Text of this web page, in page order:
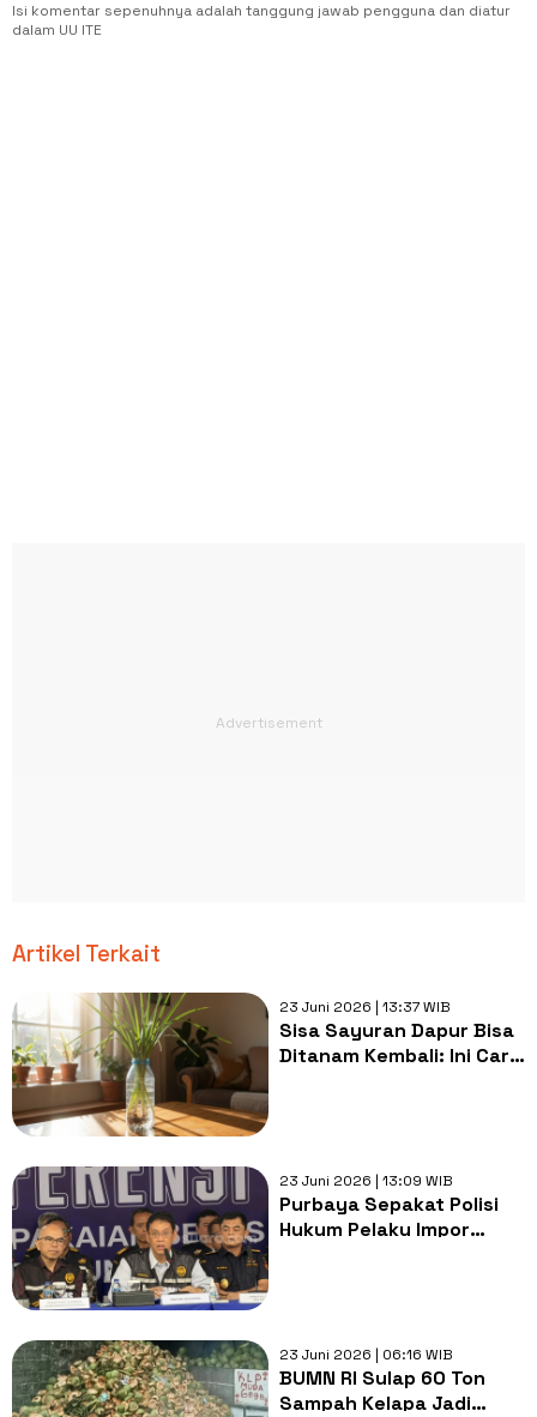
Isi komentar sepenuhnya adalah tanggung jawab pengguna dan diatur
dalam UU ITE
Artikel Terkait
23 Juni 2026 | 13:37 WIB
Sisa Sayuran Dapur Bisa
Ditanam Kembali: Ini Cara
23 Juni 2026 | 13:09 WIB
Purbaya Sepakat Polisi
Hukum Pelaku Impor
23 Juni 2026 | 06:16 WIB
BUMN RI Sulap 60 Ton
Sampah Kelapa Jadi